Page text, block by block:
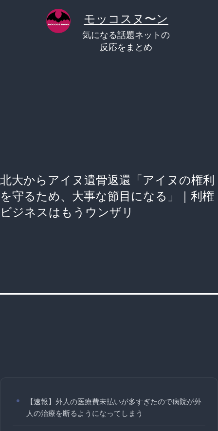
モッコスヌ〜ン
気になる話題ネットの
反応をまとめ
北大からアイヌ遺骨返還「アイヌの権利
を守るため、大事な節目になる」｜利権
ビジネスはもうウンザリ
【速報】外人の医療費未払いが多すぎたので病院が外
人の治療を断るようになってしまう